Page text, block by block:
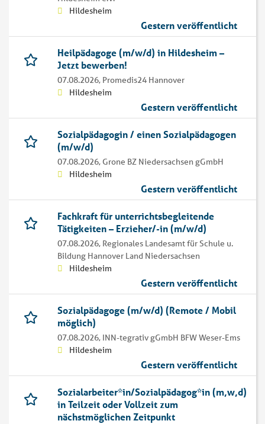
Hildesheim
Gestern veröffentlicht
Heilpädagoge (m/w/d) in Hildesheim –
Jetzt bewerben!
07.08.2026, Promedis24 Hannover
Hildesheim
Gestern veröffentlicht
Sozialpädagogin / einen Sozialpädagogen
(m/w/d)
07.08.2026, Grone BZ Niedersachsen gGmbH
Hildesheim
Gestern veröffentlicht
Fachkraft für unterrichtsbegleitende
Tätigkeiten – Erzieher/-in (m/w/d)
07.08.2026, Regionales Landesamt für Schule u.
Bildung Hannover Land Niedersachsen
Hildesheim
Gestern veröffentlicht
Sozialpädagoge (m/w/d) (Remote / Mobil
möglich)
07.08.2026, INN-tegrativ gGmbH BFW Weser-Ems
Hildesheim
Gestern veröffentlicht
Sozialarbeiter*in/Sozialpädagog*in (m,w,d)
in Teilzeit oder Vollzeit zum
nächstmöglichen Zeitpunkt